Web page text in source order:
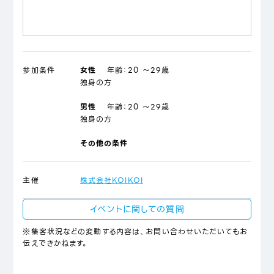
参加条件 女性 年齢： 20 ～29歳
独身の方
男性 年齢： 20 ～29歳
独身の方
その他の条件
主催 株式会社KOIKOI
イベントに関しての質問
※集客状況などの変動する内容は、お問い合わせいただいてもお
伝えできかねます。